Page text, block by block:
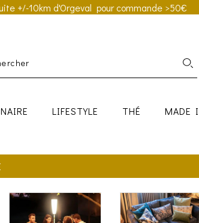
+/-10km d'Orgeval pour commande >50€
LIFESTYLE THÉ MADE